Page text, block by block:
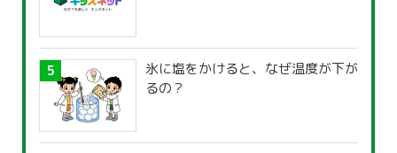
氷に塩をかけると、なぜ温度が下が
るの？